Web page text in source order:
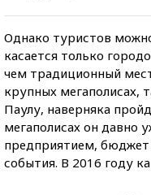
Однако туристов
касается только
чем традиционный
крупных мегаполисах,
Паулу, наверняка
мегаполисах он давно
предприятием, бюджет
события. В 2016 году